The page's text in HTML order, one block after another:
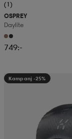
(1)
OSPREY
Daylite
749:-
Kampanj -25%